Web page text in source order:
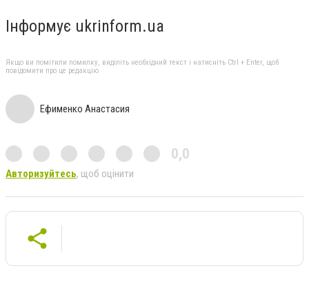
Інформує ukrinform.ua
Якщо ви помітили помилку, виділіть необхідний текст і натисніть Ctrl + Enter, щоб
повідомити про це редакцію
Ефименко Анастасия
0,0
Авторизуйтесь, щоб оцінити